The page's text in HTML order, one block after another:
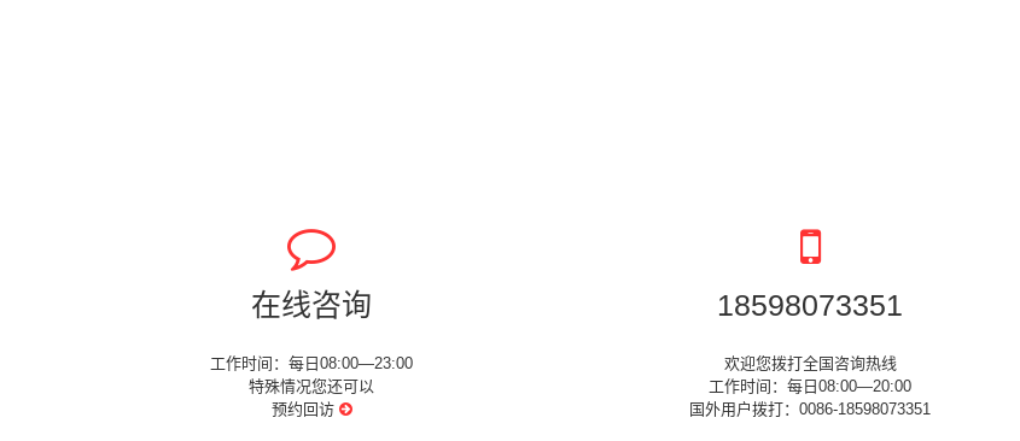
在线咨询
工作时间：每日08:00—23:00
特殊情况您还可以
预约回访
18598073351
欢迎您拨打全国咨询热线
工作时间：每日08:00—20:00
国外用户拨打：0086-18598073351